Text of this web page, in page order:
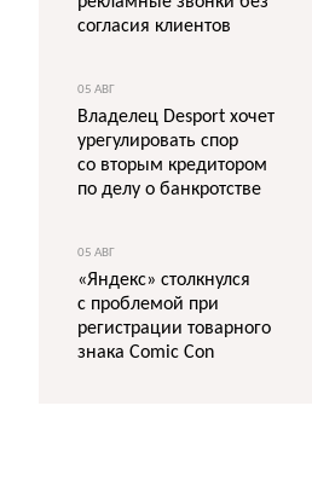
согласия клиентов
05 АВГ
Владелец Desport хочет
урегулировать спор
со вторым кредитором
по делу о банкротстве
05 АВГ
«Яндекс» столкнулся
с проблемой при
регистрации товарного
знака Comic Con